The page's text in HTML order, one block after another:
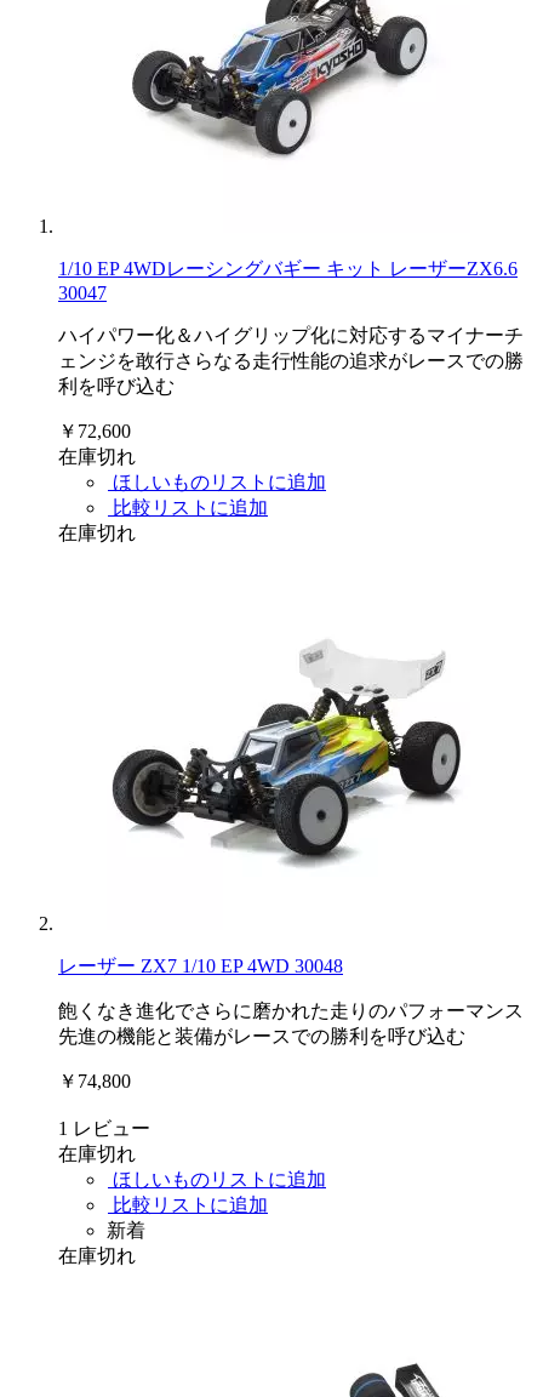
1/10 EP 4WDレーシングバギー キット レーザーZX6.6
30047
ハイパワー化＆ハイグリップ化に対応するマイナーチ
ェンジを敢行さらなる走行性能の追求がレースでの勝
利を呼び込む
￥72,600
在庫切れ
ほしいものリストに追加
比較リストに追加
在庫切れ
レーザー ZX7 1/10 EP 4WD 30048
飽くなき進化でさらに磨かれた走りのパフォーマンス
先進の機能と装備がレースでの勝利を呼び込む
￥74,800
1 レビュー
在庫切れ
ほしいものリストに追加
比較リストに追加
新着
在庫切れ